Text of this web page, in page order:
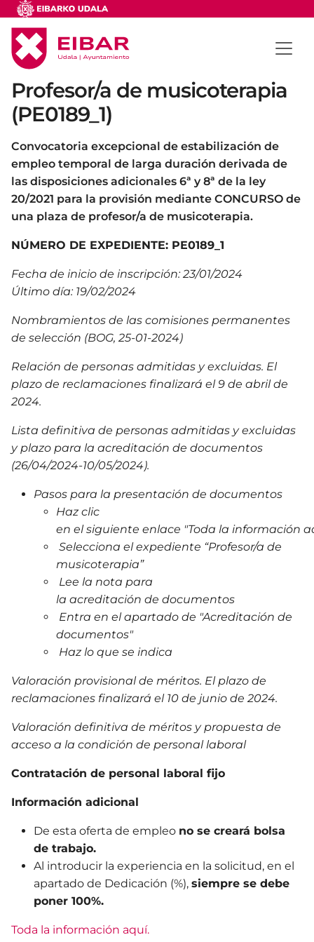
Profesor/a de musicoterapia
(PE0189_1)
Convocatoria excepcional de estabilización de
empleo temporal de larga duración derivada de
las disposiciones adicionales 6ª y 8ª de la ley
20/2021 para la provisión mediante CONCURSO de
una plaza de profesor/a de musicoterapia.
NÚMERO DE EXPEDIENTE: PE0189_1
Fecha de inicio de inscripción: 23/01/2024
Último día: 19/02/2024
Nombramientos de las comisiones permanentes
de selección (BOG, 25-01-2024)
Relación de personas admitidas y excluidas. El
plazo de reclamaciones finalizará el 9 de abril de
2024.
Lista definitiva de personas admitidas y excluidas
y plazo para la acreditación de documentos
(26/04/2024-10/05/2024).
Pasos para la presentación de documentos
Haz clic
en el siguiente enlace "Toda la información
Selecciona el expediente “Profesor/a de
musicoterapia”
Lee la nota para
la acreditación de documentos
Entra en el apartado de "Acreditación de
documentos"
Haz lo que se indica
Valoración provisional de méritos. El plazo de
reclamaciones finalizará el 10 de junio de 2024.
Valoración definitiva de méritos y propuesta de
acceso a la condición de personal laboral
Contratación de personal laboral fijo
Información adicional
De esta oferta de empleo no se creará bolsa
de trabajo.
Al introducir la experiencia en la solicitud, en el
apartado de Dedicación (%), siempre se debe
poner 100%.
Toda la información aquí.